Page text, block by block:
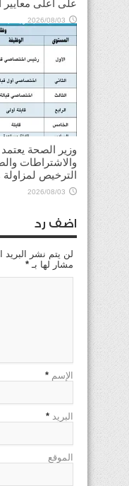
على أعلى معايير
2026/08/03
وزير الصحة
والاشتراطات
الترخيص لمزاولة
2026/08/03
اضف رد
لن يتم نشر البريد
مشار لها بـ *
الإسم *
البريد *
الموقع